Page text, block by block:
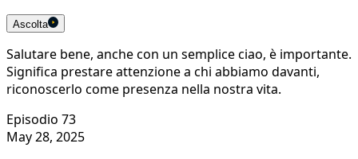
Ascolta
Salutare bene, anche con un semplice ciao, è importante.
Significa prestare attenzione a chi abbiamo davanti,
riconoscerlo come presenza nella nostra vita.
Episodio 73
May 28, 2025